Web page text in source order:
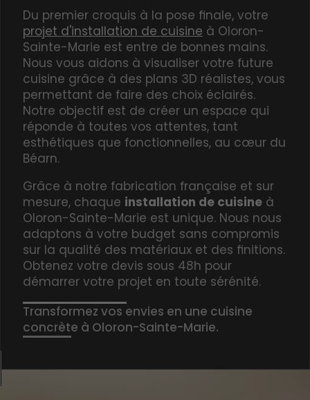
Du premier croquis à la pose finale, votre
projet d'installation de cuisine à Oloron-
Sainte-Marie est entre de bonnes mains.
Nous vous aidons à visualiser votre future
cuisine grâce à des plans 3D réalistes, vous
permettant de faire des choix éclairés.
Notre objectif est de créer un espace qui
réponde à toutes vos attentes, tant
esthétiques que fonctionnelles, au cœur du
Béarn.
Grâce à notre fabrication française et sur
mesure, chaque installation de cuisineà
Oloron-Sainte-Marie est unique. Nous nous
adaptons à votre budget sans compromis
sur la qualité des matériaux et des finitions.
Obtenez votre devis sous 48h pour
démarrer votre projet en toute sérénité.
Transformez vos envies en une cuisine
concrète à Oloron-Sainte-Marie.